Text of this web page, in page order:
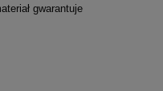
gwarantuje